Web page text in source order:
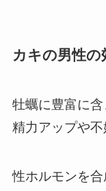
カキの男性の
牡蠣に豊富に
精力アップや不
性ホルモンを合